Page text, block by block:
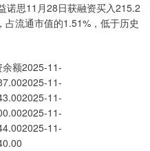
诺思11月28日获融资买入215.2
流通市值的1.51%，低于历史
额2025-11-
11-
11-
11-
11-